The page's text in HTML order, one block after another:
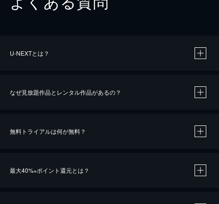
U-NEXTとは？
なぜ見放題作品とレンタル作品があるの？
無料トライアルは何が無料？
最大40%※ポイント還元とは？